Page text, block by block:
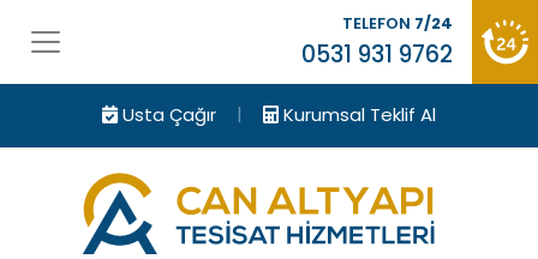
Usta Çağır | Kurumsal Teklif Al
TELEFON 7/24
0531 931 9762